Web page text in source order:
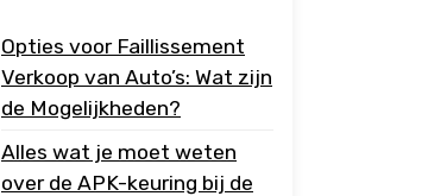
Opties voor Faillissement
Verkoop van Auto’s: Wat zijn
de Mogelijkheden?
Alles wat je moet weten
over de APK-keuring bij de